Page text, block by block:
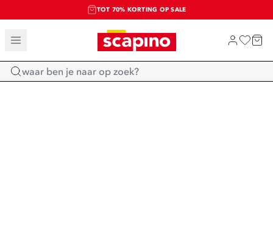
TOT 70% KORTING OP SALE
SALE: LAATSTE KANS!
SHOP NIEUW
Home